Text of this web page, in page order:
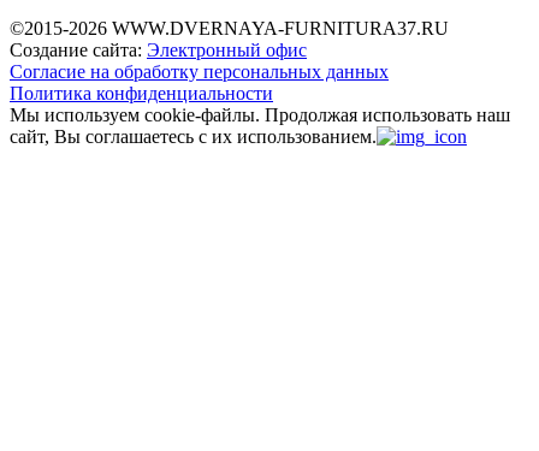
©2015-2026 WWW.DVERNAYA-FURNITURA37.RU
Создание сайта: Электронный офис
Согласие на обработку персональных данных
Политика конфиденциальности
Мы используем cookie-файлы. Продолжая использовать наш
сайт, Вы соглашаетесь с их использованием.